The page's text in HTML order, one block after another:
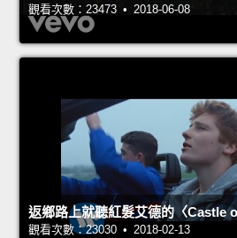
觀看次數：23473 • 2018-06-08
返鄉路上就聽紅髮艾德的〈Castle
觀看次數：23030 • 2018-02-13